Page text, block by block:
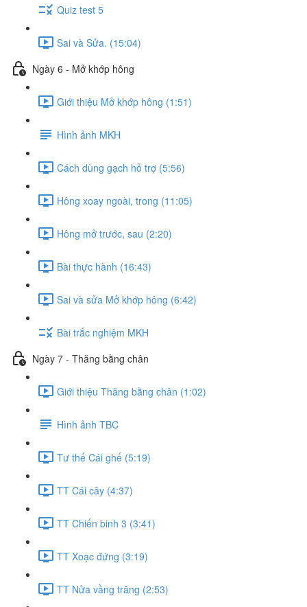
Quiz test 5
Sai và Sửa. (15:04)
Ngày 6 - Mở khớp hông
Giới thiệu Mở khớp hông (1:51)
Hình ảnh MKH
Cách dùng gạch hỗ trợ (5:56)
Hông xoay ngoài, trong (11:05)
Hông mở trước, sau (2:20)
Bài thực hành (16:43)
Sai và sửa Mở khớp hông (6:42)
Bài trắc nghiệm MKH
Ngày 7 - Thăng bằng chân
Giới thiệu Thăng bằng chân (1:02)
Hình ảnh TBC
Tư thế Cái ghế (5:19)
TT Cái cây (4:37)
TT Chiến binh 3 (3:41)
TT Xoạc đứng (3:19)
TT Nửa vầng trăng (2:53)